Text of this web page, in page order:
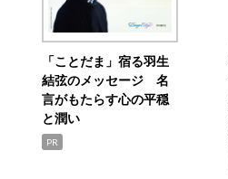
「ことだま」宿る羽生
結弦のメッセージ 名
言がもたらす心の平穏
と潤い
PR